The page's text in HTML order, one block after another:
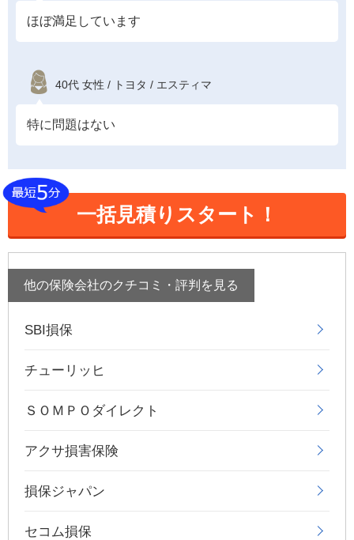
ほぼ満足しています
40代 女性 / トヨタ / エスティマ
特に問題はない
一括見積りスタート！
他の保険会社のクチコミ・評判を見る
SBI損保
チューリッヒ
ＳＯＭＰＯダイレクト
アクサ損害保険
損保ジャパン
セコム損保